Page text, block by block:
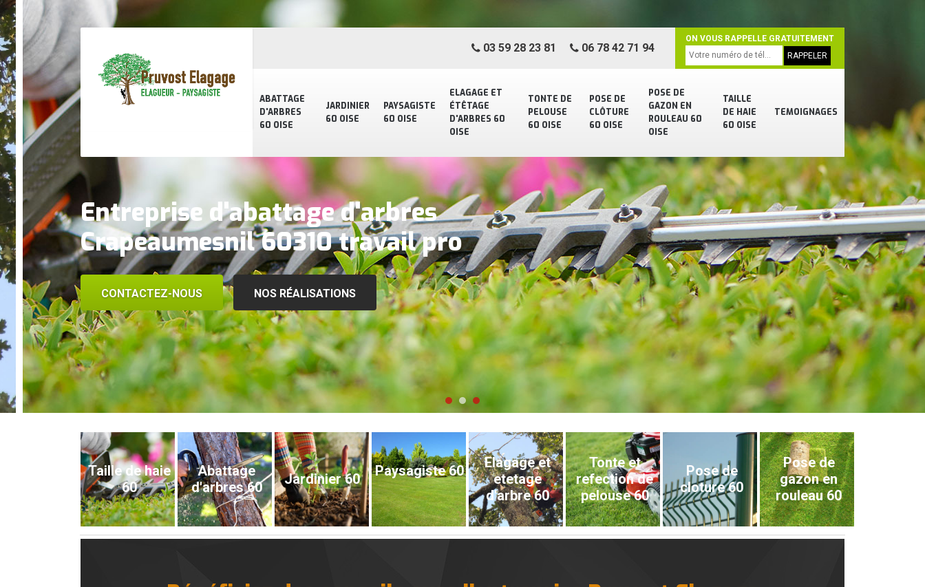
ABATTAGE
D'ARBRES
60 OISE
JARDINIER
60 OISE
PAYSAGISTE
60 OISE
ELAGAGE ET
ÉTÊTAGE
D'ARBRES 60
OISE
TONTE DE
PELOUSE
60 OISE
POSE DE
CLÔTURE
60 OISE
POSE DE
GAZON EN
ROULEAU 60
OISE
TAILLE
DE HAIE
60 OISE
TEMOIGNAGES
03 59 28 23 81 06 78 42 71 94
ON VOUS RAPPELLE GRATUITEMENT
Entreprise d'abattage d'arbres
Crapeaumesnil 60310 travail pro
CONTACTEZ-NOUS NOS RÉALISATIONS
Taille de haie
60
Abattage
d'arbres 60
Jardinier 60 Paysagiste 60
Elagage et
etetage
d'arbre 60
Tonte et
refection de
pelouse 60
Pose de
cloture 60
Pose de
gazon en
rouleau 60